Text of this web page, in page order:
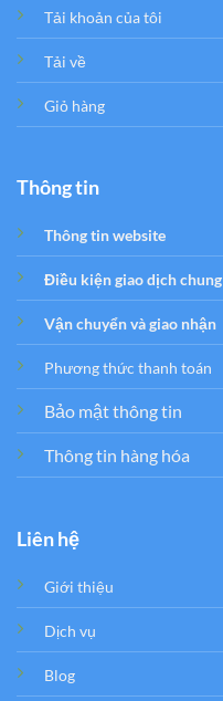
Tải khoản của tôi
Tải về
Giỏ hàng
Thông tin
Thông tin website
Điều kiện giao dịch chung
Vận chuyển và giao nhận
Phương thức thanh toán
Bảo mật thông tin
Thông tin hàng hóa
Liên hệ
Giới thiệu
Dịch vụ
Blog